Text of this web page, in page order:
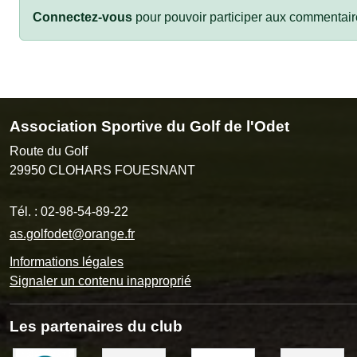
Connectez-vous pour pouvoir participer aux
Association Sportive du Golf de l'Odet
Route du Golf
29950 CLOHARS FOUESNANT
Tél. : 02-98-54-89-22
as.golfodet@orange.fr
Informations légales
Signaler un contenu inapproprié
Les partenaires du club